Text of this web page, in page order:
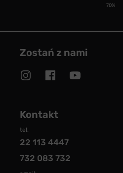
70%
Zostań z nami
Kontakt
tel.
22 113 4447
732 083 732